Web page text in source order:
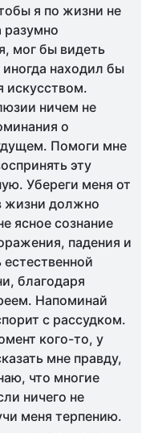
я по жизни не
разумно
мог бы видеть
находил бы
искусством.
ничем не
о
Помоги мне
эту
Убереги меня от
жизни должно
ясное сознание
падения и
благодаря
Напоминай
с рассудком.
кого-то, у
мне правду,
что многие
ничего не
меня терпению.